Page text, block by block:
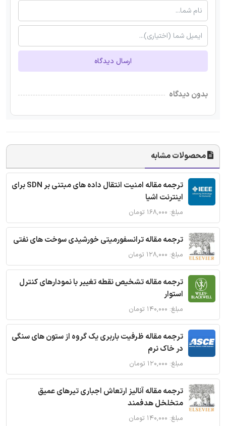
ارسال دیدگاه
بدون دیدگاه
محصولات مشابه
ترجمه مقاله امنیت انتقال داده های مبتنی بر SDN برای
اینترنت اشیا
مبلغ: ۱۶۸,۰۰۰ تومان
ترجمه مقاله ترانسفورمیتی خورشیدی سوخت های نفتی
مبلغ: ۱۲۸,۰۰۰ تومان
ترجمه مقاله تشخیص نقطه تغییر با نمودارهای کنترل
استوار
مبلغ: ۱۴۰,۰۰۰ تومان
ترجمه مقاله ظرفیت باربری یک گروه از ستون های سنگی
در خاک نرم
مبلغ: ۱۲۰,۰۰۰ تومان
ترجمه مقاله آنالیز ارتعاش اجباری تیرهای عمیق
متخلخل هدفمند
مبلغ: ۱۴۰,۰۰۰ تومان